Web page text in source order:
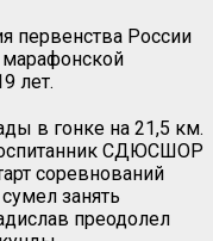
первенства России
марафонской
лет.
в гонке на 21,5 км.
СДЮСШОР
соревнований
занять
преодолел